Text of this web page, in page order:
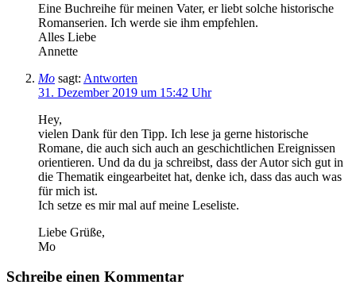
Eine Buchreihe für meinen Vater, er liebt solche historische
Romanserien. Ich werde sie ihm empfehlen.
Alles Liebe
Annette
Mo sagt: Antworten
31. Dezember 2019 um 15:42 Uhr
Hey,
vielen Dank für den Tipp. Ich lese ja gerne historische
Romane, die auch sich auch an geschichtlichen Ereignissen
orientieren. Und da du ja schreibst, dass der Autor sich gut in
die Thematik eingearbeitet hat, denke ich, dass das auch was
für mich ist.
Ich setze es mir mal auf meine Leseliste.
Liebe Grüße,
Mo
Schreibe einen Kommentar